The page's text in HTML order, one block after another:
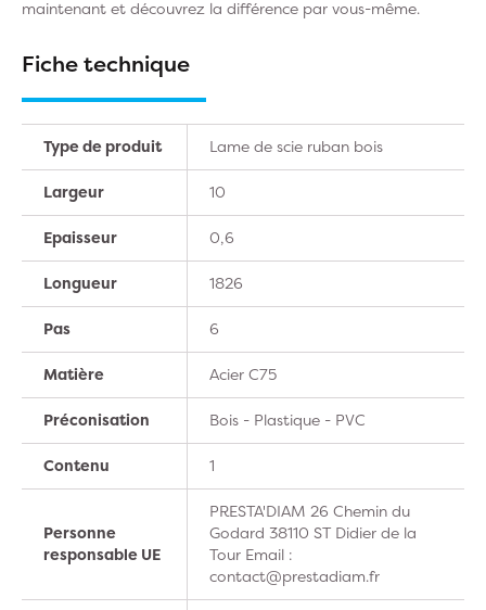
maintenant et découvrez la différence par vous-même.
Fiche technique
Type de produit Lame de scie ruban bois
Largeur 10
Epaisseur 0,6
Longueur 1826
Pas 6
Matière Acier C75
Préconisation Bois - Plastique - PVC
Contenu 1
Personne
responsable UE
PRESTA'DIAM 26 Chemin du
Godard 38110 ST Didier de la
Tour Email :
contact@prestadiam.fr